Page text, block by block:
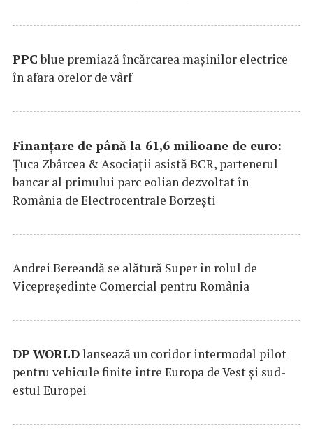
PPCblue premiază încărcarea maşinilor electrice
în afara orelor de vârf
Finanțare de până la 61,6 milioane de euro:
Țuca Zbârcea & Asociații asistă BCR, partenerul
bancar al primului parc eolian dezvoltat în
România de Electrocentrale Borzești
Andrei Bereandă se alătură Super în rolul de
Vicepreședinte Comercial pentru România
DP WORLDlansează un coridor intermodal pilot
pentru vehicule finite între Europa de Vest și sud-
estul Europei